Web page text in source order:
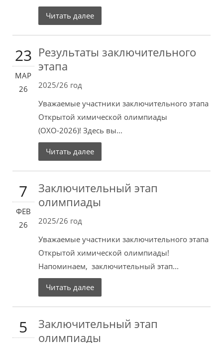
Читать далее
23
МАР
26
Результаты заключительного
этапа
2025/26 год
Уважаемые участники заключительного этапа
Открытой химической олимпиады
(ОХО-2026)! Здесь вы...
Читать далее
7
ФЕВ
26
Заключительный этап
олимпиады
2025/26 год
Уважаемые участники заключительного этапа
Открытой химической олимпиады!
Напоминаем, заключительный этап...
Читать далее
5
Заключительный этап
олимпиады